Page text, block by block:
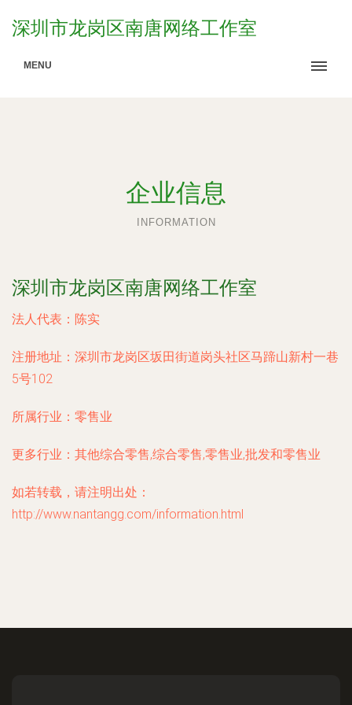
深圳市龙岗区南唐网络工作室
MENU
企业信息
INFORMATION
深圳市龙岗区南唐网络工作室
法人代表： 陈实
注册地址： 深圳市龙岗区坂田街道岗头社区马蹄山新村一巷
5号102
所属行业： 零售业
更多行业： 其他综合零售,综合零售,零售业,批发和零售业
如若转载，请注明出处：
http://www.nantangg.com/information.html